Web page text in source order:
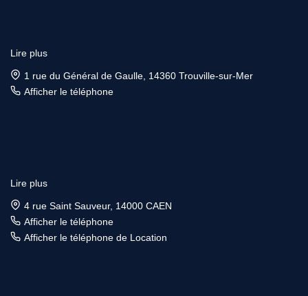
Lire plus
1 rue du Général de Gaulle, 14360 Trouville-sur-Mer
Afficher le téléphone
Lire plus
4 rue Saint Sauveur, 14000 CAEN
Afficher le téléphone
Afficher le téléphone de Location